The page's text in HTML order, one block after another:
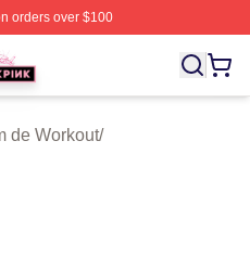
orders over $100
BLACKPINK Merchandise
de Workout/